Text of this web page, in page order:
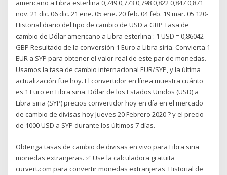
americano a Libra esterlina 0,749 0,773 0,798 0,822 0,847 0,871
nov. 21 dic. 06 dic. 21 ene. 05 ene. 20 feb. 04 feb. 19 mar. 05 120-
Historial diario del tipo de cambio de USD a GBP Tasa de
cambio de Dólar americano a Libra esterlina : 1 USD = 0,86042
GBP Resultado de la conversión 1 Euro a Libra siria. Convierta 1
EUR a SYP para obtener el valor real de este par de monedas.
Usamos la tasa de cambio internacional EUR/SYP, y la última
actualización fue hoy. El convertidor en línea muestra cuánto
es 1 Euro en Libra siria. Dólar de los Estados Unidos (USD) a
Libra siria (SYP) precios convertidor hoy en día en el mercado
de cambio de divisas hoy Jueves 20 Febrero 2020 ? y el precio
de 1000 USD a SYP durante los últimos 7 días.
Obtenga tasas de cambio de divisas en vivo para Libra siria
monedas extranjeras. ✅ Use la calculadora gratuita
curvert.com para convertir monedas extranjeras Historial de